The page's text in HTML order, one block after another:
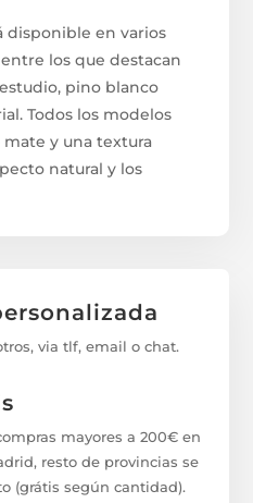
disponible en varios
los que destacan
pino blanco
Todos los modelos
y una textura
natural y los
via tlf, email o chat.
mayores a 200€ en
resto de provincias se
(grátis según cantidad).